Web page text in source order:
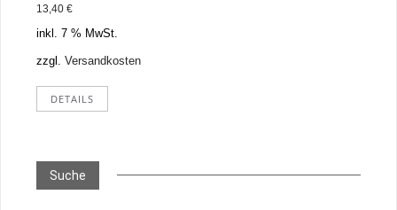
13,40 €
inkl. 7 % MwSt.
zzgl. Versandkosten
DETAILS
Suche